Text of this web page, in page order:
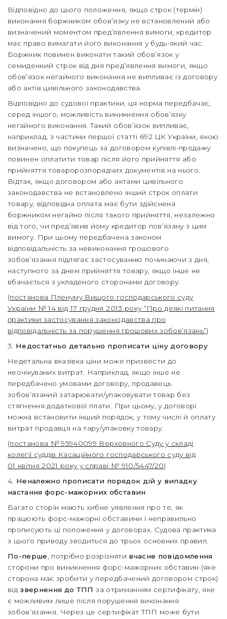
Відповідно до цього положення, якщо строк (термін)
виконання боржником обов’язку не встановлений або
визначений моментом пред’явлення вимоги, кредитор
має право вимагати його виконання у будь-який час.
Боржник повинен виконати такий обов’язок у
семиденний строк від дня пред’явлення вимоги, якщо
обов’язок негайного виконання не випливає із договору
або актів цивільного законодавства.
Відповідно до судової практики, ця норма передбачає,
серед іншого, можливість виникнення обов’язку
негайного виконання. Такий обов’язок випливає,
наприклад, з частини першої статті 692 ЦК України, якою
визначено, що покупець за договором купівлі-продажу
повинен оплатити товар після його прийняття або
прийняття товаророзпорядчих документів на нього.
Відтак, якщо договором або актами цивільного
законодавства не встановлено інший строк оплати
товару, відповідна оплата має бути здійснена
боржником негайно після такого прийняття, незалежно
від того, чи пред’явив йому кредитор пов’язану з цим
вимогу. При цьому передбачена законом
відповідальність за невиконання грошового
зобов’язання підлягає застосуванню починаючи з дня,
наступного за днем прийняття товару, якщо інше не
вбачається з укладеного сторонами договору.
(постанова Пленуму Вищого господарського суду
України № 14 від 17 грудня 2013 року “Про деякі питання
практики застосування законодавства про
відповідальність за порушення грошових зобов’язань”)
3. Недостатньо детально прописати ціну договору
Недетальна вказівка ціни може призвести до
неочікуваних витрат. Наприклад, якщо інше не
передбачено умовами договору, продавець
зобов’язаний затарювати/упаковувати товар без
стягнення додаткової плати. При цьому, у договорі
можна встановити інший порядок, у тому числі й оплату
витрат продавця на тару/упаковку товару.
(постанова № 95940099 Верховного Суду у складі
колегії суддів Касаційного господарського суду від
01 квітня 2021 року у справі № 910/5447/20)
4. Неналежно прописати порядок дій у випадку
настання форс-мажорних обставин
Багато сторін мають хибне уявлення про те, як
працюють форс-мажорні обставини і неправильно
прописують ці положення у договорах. Судова практика
з цього приводу зводиться до трьох основних правил.
По-перше
, потрібно розрізняти вчасне повідомлення
сторони про виникнення форс-мажорних обставин (яке
сторона має зробити у передбачений договором строк)
від звернення до ТПП за отриманням сертифікату, яке
є можливим лише після порушення виконання
зобов’язання. Через це сертифікат ТПП може бути